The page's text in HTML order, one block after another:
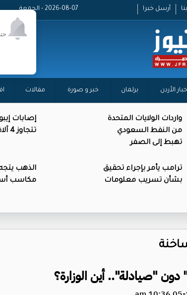
أرسل خبرا 2026-08-07 - الجمعة
الأردن برلمان خبر و صورة مقالات
واردات الولايات المتحدة
من النفط السعودي
تهبط إلى الصفر
إصابات
تتجاوز 4 آلاف
ترامب يأمر بإجراء تحقيق
بشأن تسريب معلومات
الذهب
مكاسب
"صيادلة".. أين الوزارة؟